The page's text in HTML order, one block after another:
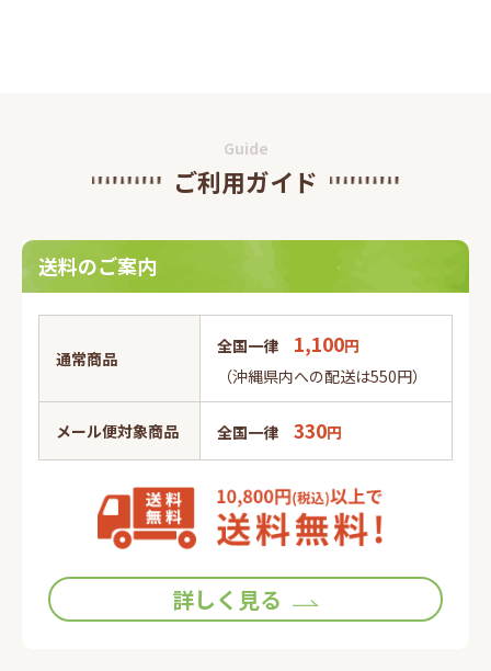
Guide
ご利用ガイド
送料のご案内
通常商品
全国一律 1,100円
（沖縄県内への配送は550円）
メール便対象商品 全国一律 330円
詳しく見る